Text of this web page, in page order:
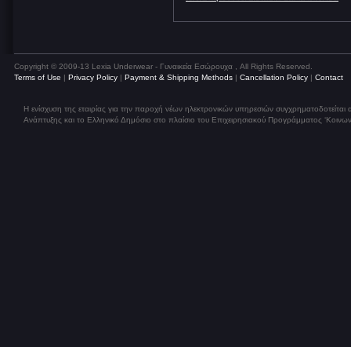
Copyright © 2009-13 Lexia Underwear - Γυναικεία Εσώρουχα , All Rights Reserved.
Terms of Use | Privacy Policy | Payment & Shipping Methods | Cancellation Policy | Contact
Η ενίσχυση της εταιρίας για την παροχή νέων ηλεκτρονικών υπηρεσιών
Ανάπτυξης και το Ελληνικό Δημόσιο στο πλαίσιο του Επιχειρησιακού Προγράμματος